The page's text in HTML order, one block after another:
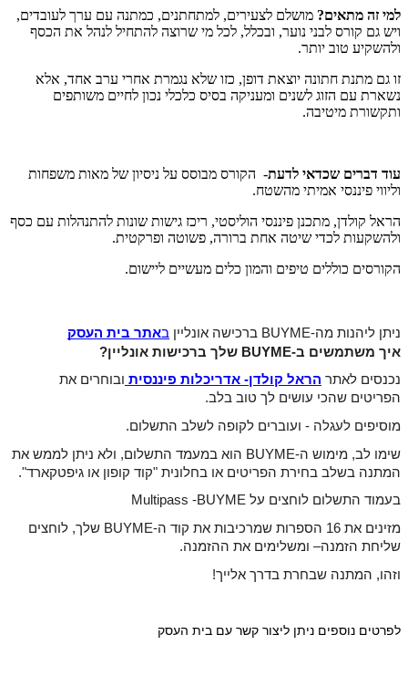
למי זה מתאים? מושלם לצעירים, למתחתנים, כמתנה עם ערך לעובדים,
ויש גם קורס לבני נוער, ובכלל, לכל מי שרוצה להתחיל לנהל את הכסף
ולהשקיע טוב יותר.
זו גם מתנת חתונה יוצאת דופן, כזו שלא נגמרת אחרי ערב אחד, אלא
נשארת עם הזוג לשנים ומעניקה בסיס כלכלי נכון לחיים משותפים
ותקשורת מיטיבה.
עוד דברים שכדאי לדעת- הקורס מבוסס על ניסיון של מאות משפחות
וליווי פיננסי אמיתי מהשטח.
הראל קולדן, מתכנן פיננסי הוליסטי, ריכז גישות שונות להתנהלות עם כסף
ולהשקעות לכדי שיטה אחת ברורה, פשוטה ופרקטית.
הקורסים כוללים טיפים והמון כלים מעשיים ליישום.
ניתן ליהנות מה-BUYME ברכישה אונליין באתר בית העסק
איך משתמשים ב-BUYME שלך ברכישות אונליין?
נכנסים לאתר הראל קולדן- אדריכלות פיננסית ובוחרים את
הפריטים שהכי עושים לך טוב בלב.
מוסיפים לעגלה - ועוברים לקופה לשלב התשלום.
שימו לב, מימוש ה-BUYME הוא במעמד התשלום, ולא ניתן לממש את
המתנה בשלב בחירת הפריטים או בחלונית "קוד קופון או גיפטקארד".
בעמוד התשלום לוחצים על Multipass -BUYME
מזינים את 16 הספרות שמרכיבות את קוד ה-BUYME שלך, לוחצים
שליחת הזמנה– ומשלימים את ההזמנה.
וזהו, המתנה שבחרת בדרך אלייך!
לפרטים נוספים ניתן ליצור קשר עם בית העסק